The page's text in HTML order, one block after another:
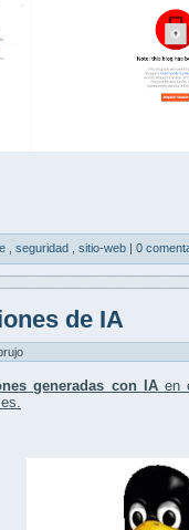
seguridad sitio-web | 0
de IA
generadas con IAen